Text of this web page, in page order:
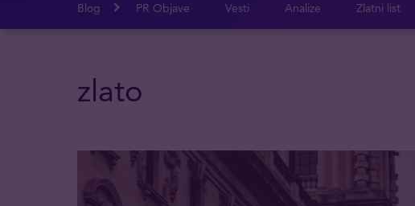
Blog PR Objave Vesti Analize Zlatni list
zlato